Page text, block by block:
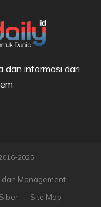
dan informasi dari
2025
dan Management
Site Map